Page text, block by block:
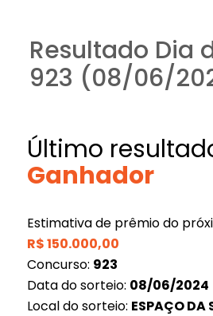
Resultado Dia
923 (08/06/
Último
Ganhador
Estimativa de prêmio do
R$150.000,00
Concurso: 923
Data do sorteio: 08/06/2024
Local do sorteio: ESPAÇO DA